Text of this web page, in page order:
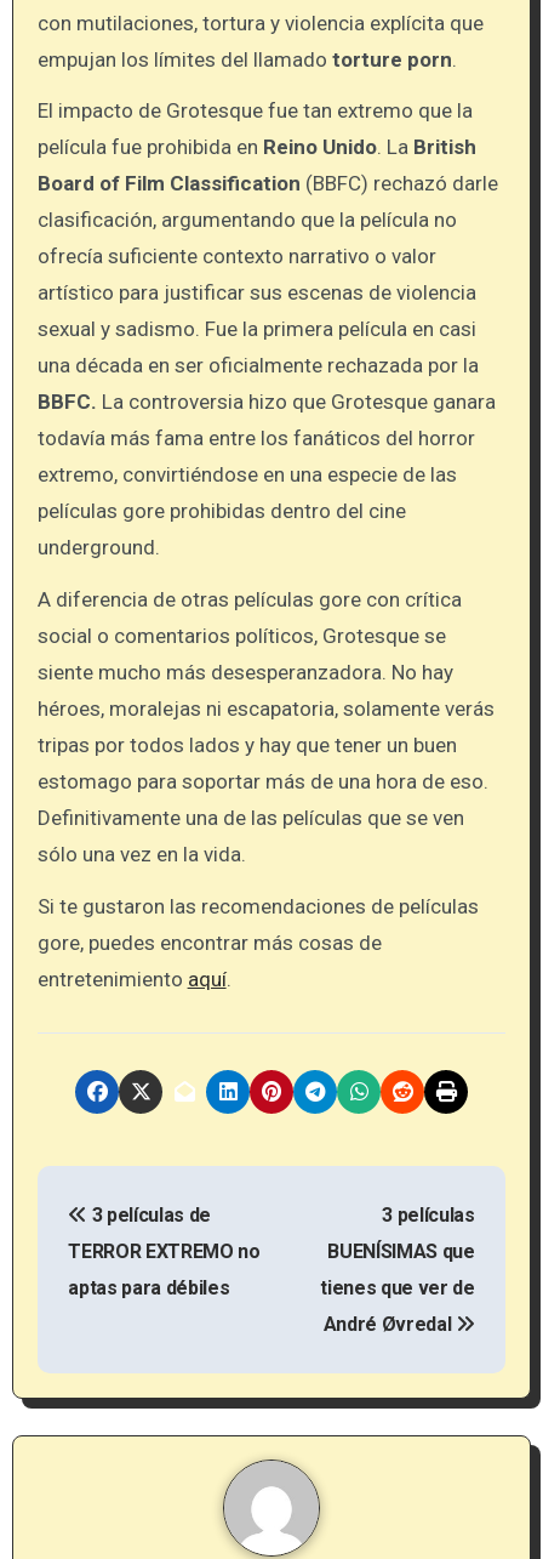
con mutilaciones, tortura y violencia explícita que
empujan los límites del llamado torture porn.
El impacto de Grotesque fue tan extremo que la
película fue prohibida en Reino Unido. La British
Board of Film Classification (BBFC) rechazó darle
clasificación, argumentando que la película no
ofrecía suficiente contexto narrativo o valor
artístico para justificar sus escenas de violencia
sexual y sadismo. Fue la primera película en casi
una década en ser oficialmente rechazada por la
BBFC. La controversia hizo que Grotesque ganara
todavía más fama entre los fanáticos del horror
extremo, convirtiéndose en una especie de las
películas gore prohibidas dentro del cine
underground.
A diferencia de otras películas gore con crítica
social o comentarios políticos, Grotesque se
siente mucho más desesperanzadora. No hay
héroes, moralejas ni escapatoria, solamente verás
tripas por todos lados y hay que tener un buen
estomago para soportar más de una hora de eso.
Definitivamente una de las películas que se ven
sólo una vez en la vida.
Si te gustaron las recomendaciones de películas
gore, puedes encontrar más cosas de
entretenimiento aquí.
N
g
a
3 películas de
TERROR EXTREMO no
aptas para débiles
3 películas
BUENÍSIMAS que
tienes que ver de
André Øvredal